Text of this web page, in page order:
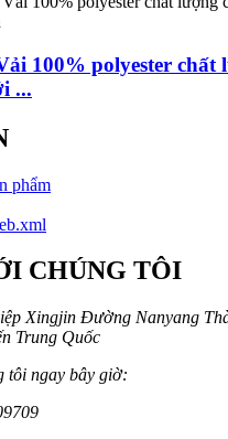
100% polyester chất
...
phẩm
CHÚNG TÔI
Xingjin Đường Nanyang
Trung Quốc
tôi ngay bây giờ: